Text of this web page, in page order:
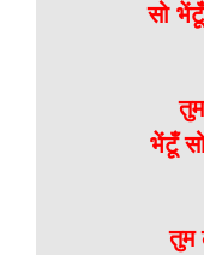
सो
भेंटूँ
तुम